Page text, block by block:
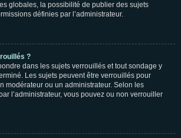
globales, la possibilité de publier des sujets
définies par l’administrateur.
?
dans les sujets verrouillés et tout sondage y
Les sujets peuvent être verrouillés pour
modérateur ou un administrateur. Selon les
l’administrateur, vous pouvez ou non verrouiller